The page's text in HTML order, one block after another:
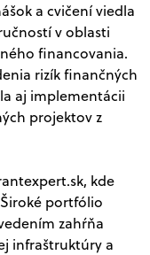
a cvičení viedla
v oblasti
financovania.
rizík finančných
aj implementácii
projektov z
kde
portfólio
zahŕňa
infraštruktúry a